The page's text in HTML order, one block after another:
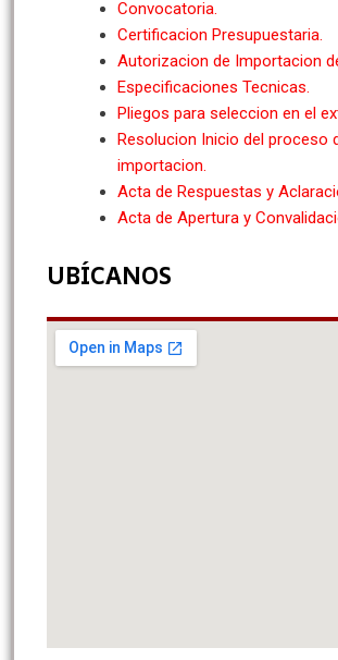
Convocatoria.
Certificacion Presupuestaria.
Autorizacion de Importacion
Especificaciones Tecnicas.
Pliegos para seleccion en el
Resolucion Inicio del proceso
importacion.
Acta de Respuestas y
Acta de Apertura y
UBÍCANOS